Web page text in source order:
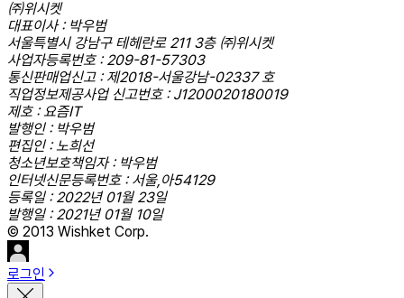
㈜위시켓
대표이사 : 박우범
서울특별시 강남구 테헤란로 211 3층 ㈜위시켓
사업자등록번호 : 209-81-57303
통신판매업신고 : 제2018-서울강남-02337 호
직업정보제공사업 신고번호 : J1200020180019
제호 : 요즘IT
발행인 : 박우범
편집인 : 노희선
청소년보호책임자 : 박우범
인터넷신문등록번호 : 서울,아54129
등록일 : 2022년 01월 23일
발행일 : 2021년 01월 10일
© 2013 Wishket Corp.
로그인